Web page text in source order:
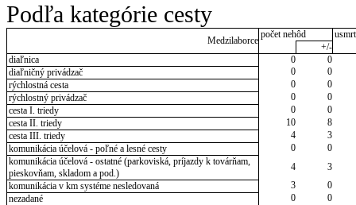
Podľa kategórie cesty
Medzilaborce
počet nehôd
+/-
diaľnica
0
0
diaľničný privádzač
0
0
rýchlostná cesta
0
0
rýchlostný privádzač
0
0
cesta I. triedy
0
0
cesta II. triedy
10
8
cesta III. triedy
4
3
komunikácia účelová - poľné a lesné cesty
0
0
komunikácia účelová - ostatné (parkoviská, príjazdy k továrňam,
pieskovňam, skladom a pod.)
4
3
komunikácia v km systéme nesledovaná
3
0
nezadané
0 0